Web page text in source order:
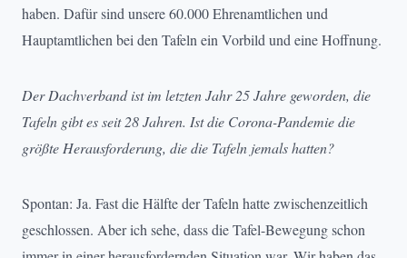
haben. Dafür sind unsere 60.000 Ehrenamtlichen und
Hauptamtlichen bei den Tafeln ein Vorbild und eine Hoffnung.
Der Dachverband ist im letzten Jahr 25 Jahre geworden, die
Tafeln gibt es seit 28 Jahren. Ist die Corona-Pandemie die
größte Herausforderung, die die Tafeln jemals hatten?
Spontan: Ja. Fast die Hälfte der Tafeln hatte zwischenzeitlich
geschlossen. Aber ich sehe, dass die Tafel-Bewegung schon